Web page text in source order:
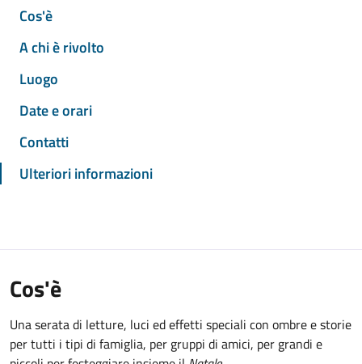
Cos'è
A chi è rivolto
Luogo
Date e orari
Contatti
Ulteriori informazioni
Cos'è
Una serata di letture, luci ed effetti speciali con ombre e storie
per tutti i tipi di famiglia, per gruppi di amici, per grandi e